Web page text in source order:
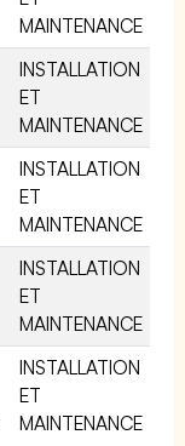
MAINTENANCE
INSTALLATION
ET
MAINTENANCE
INSTALLATION
ET
MAINTENANCE
INSTALLATION
ET
MAINTENANCE
INSTALLATION
ET
MAINTENANCE